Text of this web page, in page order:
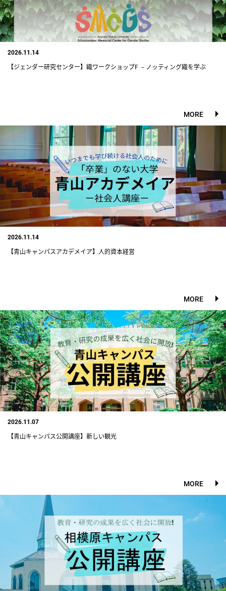
2026.11.14
【ジェンダー研究センター】織ワークショップF －ノッティング織を学ぶ
MORE
2026.11.14
【青山キャンパスアカデメイア】人的資本経営
MORE
2026.11.07
【青山キャンパス公開講座】新しい観光
MORE